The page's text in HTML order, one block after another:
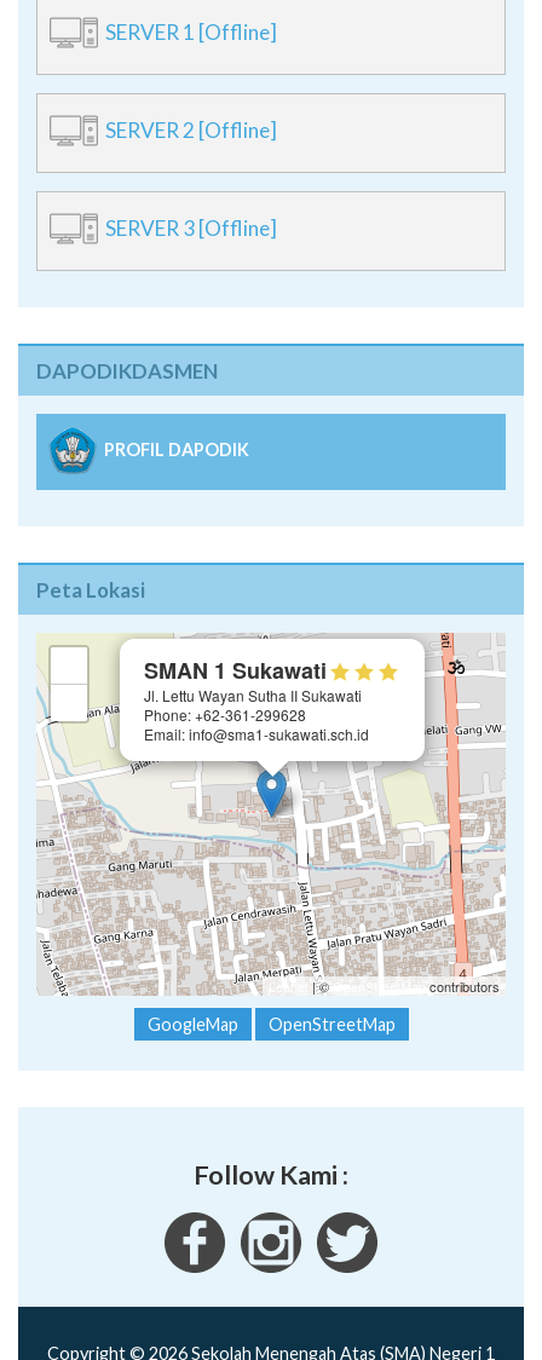
SERVER 1 [Offline]
SERVER 2 [Offline]
SERVER 3 [Offline]
DAPODIKDASMEN
PROFIL DAPODIK
Peta Lokasi
SMAN 1 Sukawati
Jl. Lettu Wayan Sutha II Sukawati
Phone: +62-361-299628
Email: info@sma1-sukawati.sch.id
Leaflet | ©OpenStreetMap contributors
GoogleMap OpenStreetMap
Follow Kami :
Copyright © 2026 Sekolah Menengah Atas (SMA) Negeri 1